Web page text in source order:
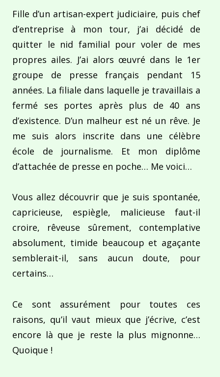
Fille d’un artisan-expert judiciaire, puis chef
d’entreprise à mon tour, j’ai décidé de
quitter le nid familial pour voler de mes
propres ailes. J’ai alors œuvré dans le 1er
groupe de presse français pendant 15
années. La filiale dans laquelle je travaillais a
fermé ses portes après plus de 40 ans
d’existence. D’un malheur est né un rêve. Je
me suis alors inscrite dans une célèbre
école de journalisme. Et mon diplôme
d’attachée de presse en poche… Me voici…
Vous allez découvrir que je suis spontanée,
capricieuse, espiègle, malicieuse faut-il
croire, rêveuse sûrement, contemplative
absolument, timide beaucoup et agaçante
semblerait-il, sans aucun doute, pour
certains…
Ce sont assurément pour toutes ces
raisons, qu’il vaut mieux que j’écrive, c’est
encore là que je reste la plus mignonne…
Quoique !